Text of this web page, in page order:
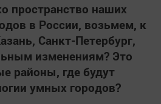
пространство наших
в России, возьмем, к
Санкт-Петербург,
изменениям? Это
районы, где будут
умных городов?